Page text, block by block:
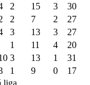
2 15 3
30
2 7 2
27
3 13 3
27
1 11 4
20
3 13 1
31
1 9 0
17
liga